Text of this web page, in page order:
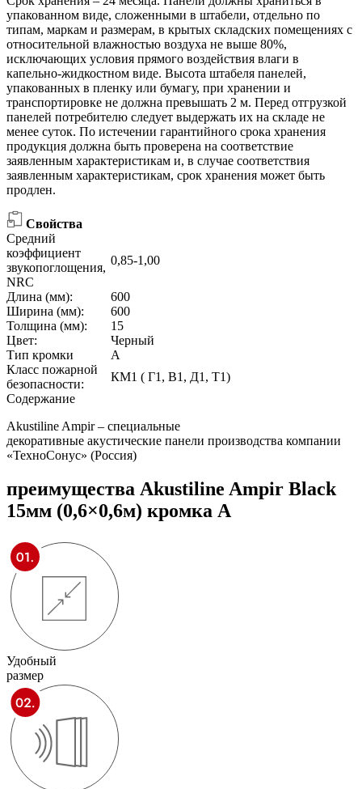
упакованном виде, сложенными в штабели, отдельно по
типам, маркам и размерам, в крытых складских помещениях с
относительной влажностью воздуха не выше 80%,
исключающих условия прямого воздействия влаги в
капельно-жидкостном виде. Высота штабеля панелей,
упакованных в пленку или бумагу, при хранении и
транспортировке не должна превышать 2 м. Перед отгрузкой
панелей потребителю следует выдержать их на складе не
менее суток. По истечении гарантийного срока хранения
продукция должна быть проверена на соответствие
заявленным характеристикам и, в случае соответствия
заявленным характеристикам, срок хранения может быть
продлен.
Свойства
Средний
коэффициент
звукопоглощения,
NRC
0,85-1,00
Длина (мм):
600
Ширина (мм):
600
Толщина (мм):
15
Цвет:
Черный
Тип кромки
A
Класс пожарной
безопасности:
КМ1 ( Г1, В1, Д1, Т1)
Содержание
Akustiline Ampir – специальные
декоративные акустические панели производства компании
«ТехноСонус» (Россия)
преимущества Akustiline Ampir Black
15мм (0,6×0,6м) кромка А
Удобный
размер